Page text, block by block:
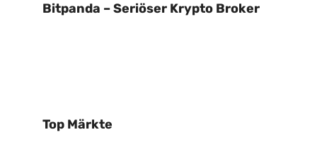
Bitpanda – Seriöser Krypto Broker
Top Märkte